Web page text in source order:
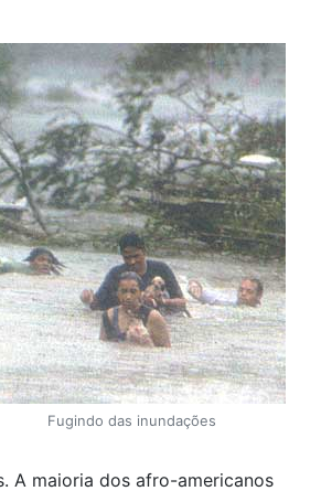
Fugindo das inundações
A maioria dos afro-americanos